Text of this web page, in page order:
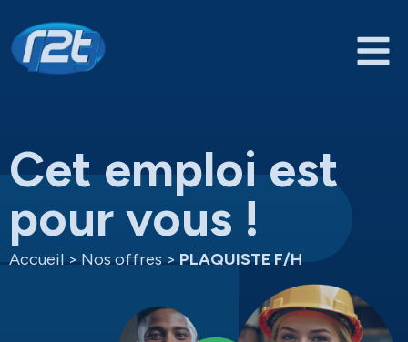
Cet emploi est
pour vous !
Accueil > Nos offres > PLAQUISTE F/H